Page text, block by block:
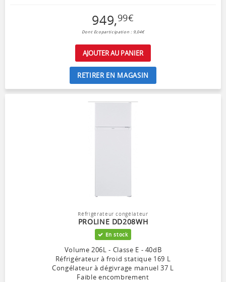
949,99€
Dont Ecoparticipation : 9,04€
AJOUTER AU PANIER
RETIRER EN MAGASIN
Réfrigérateur congélateur
PROLINE DD208WH
En stock
Volume 206L - Classe E - 40dB
Réfrigérateur à froid statique 169 L
Congélateur à dégivrage manuel 37 L
Faible encombrement